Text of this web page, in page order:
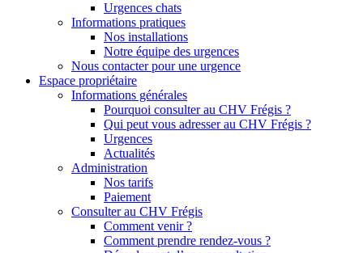
Urgences chats
Informations pratiques
Nos installations
Notre équipe des urgences
Nous contacter pour une urgence
Espace propriétaire
Informations générales
Pourquoi consulter au CHV Frégis ?
Qui peut vous adresser au CHV Frégis ?
Urgences
Actualités
Administration
Nos tarifs
Paiement
Consulter au CHV Frégis
Comment venir ?
Comment prendre rendez-vous ?